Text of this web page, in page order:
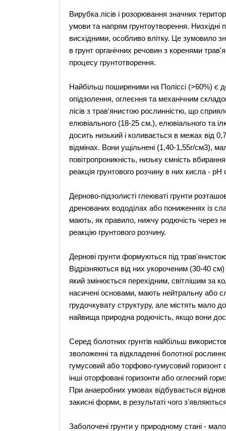
Вирубка лісів і розорювання значних
умови та напрям грунтоутворення. Низхідні
висхідними, особливо влітку. Це зумовило
в грунт органічних речовин з коренями
процесу грунтотворення.
Найбільш поширеними на Поліссі (>60%) є
опідзолення, оглеєння та механічним
лісів з трав'янистою рослинністю, що
елювіального (18-25 см.), елювіального та
досить низький і коливається в межах від
відмінах. Вони ущільнені (1,40-1,55г/см3),
повітропроникність, низьку ємність
реакція грунтового розчину в них кисла -
Дерново-підзолисті глеюваті грунти
дренованих вододілах або пониженнях із
мають, як правило, нижчу родючість через
реакцію грунтового розчину.
Дернові грунти формуються під
Відрізняються від них укороченим (30-40
який змінюється перехідним, світлішим за
насичені основами, мають нейтральну або
грудочкувату структуру, але містять мало
найвища природна родючість, якщо вони
Серед болотних грунтів найбільш
зволоженні та відкладенні болотної
гумусовий або торфово-гумусовий
інші оторфовані горизонти або оглеєний
При анаеробних умовах відбувається
закисні форми, в результаті чого
Заболочені грунти у природному стані -